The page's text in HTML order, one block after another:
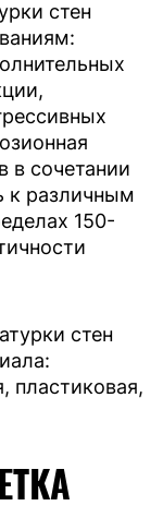
стен
в сочетании
к различным
150-
стен
пластиковая,